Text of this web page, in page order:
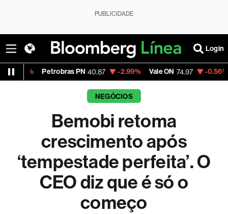
PUBLICIDADE
Login
PN 40.87 -2.99% Vale ON 74.97 -0.56% Itaú PN
NEGÓCIOS
Bemobi retoma
crescimento após
‘tempestade perfeita’. O
CEO diz que é só o
começo